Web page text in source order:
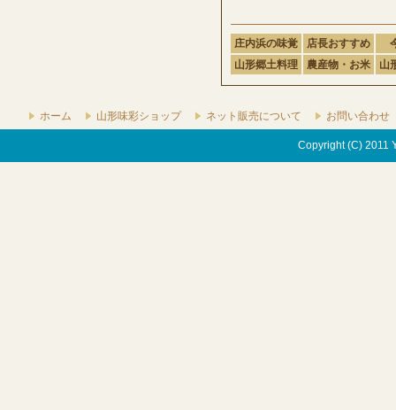
庄内浜の味覚 店長おすすめ
山形郷土料理
農産物・お米 山
ホーム 山形味彩ショップ ネット販売について お問い合わせ
Copyright (C) 2011